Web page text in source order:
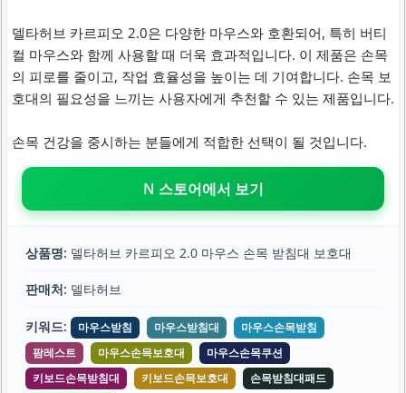
델타허브 카르피오 2.0은 다양한 마우스와 호환되어, 특히 버티
컬 마우스와 함께 사용할 때 더욱 효과적입니다. 이 제품은 손목
의 피로를 줄이고, 작업 효율성을 높이는 데 기여합니다. 손목 보
호대의 필요성을 느끼는 사용자에게 추천할 수 있는 제품입니다.
손목 건강을 중시하는 분들에게 적합한 선택이 될 것입니다.
N 스토어에서 보기
상품명: 델타허브 카르피오 2.0 마우스 손목 받침대 보호대
판매처: 델타허브
키워드: 마우스받침 마우스받침대
마우스손목받침
팜레스트
마우스손목보호대
마우스손목쿠션
키보드손목받침대
키보드손목보호대
손목받침대패드